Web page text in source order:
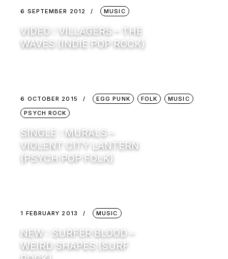
6 SEPTEMBER 2012 MUSIC
VIDEO : VILLAGERS – THE
WAVES (INDIE POP ROCK)
6 OCTOBER 2015 EGG PUNK FOLK
MUSIC
PSYCH ROCK
SINGLE : MURALS –
VIOLENT CITY LANTERN
(PSYCH POP FOLK)
1 FEBRUARY 2013 MUSIC
NEW : SURFER BLOOD –
WEIRD SHAPES (SURF